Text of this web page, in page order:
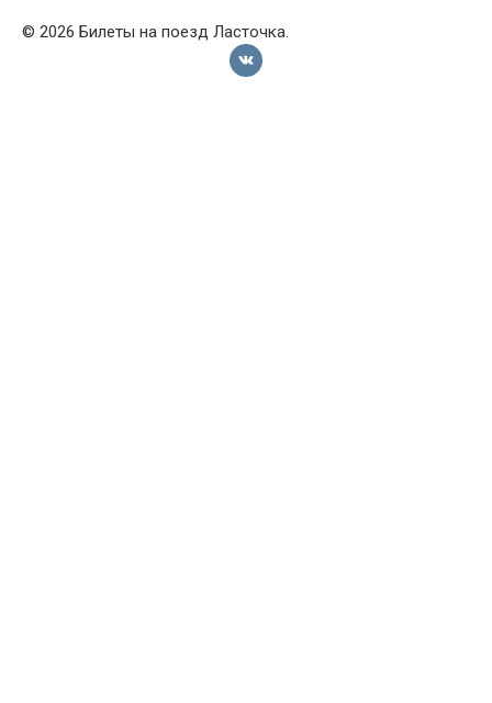
© 2026 Билеты на поезд Ласточка.